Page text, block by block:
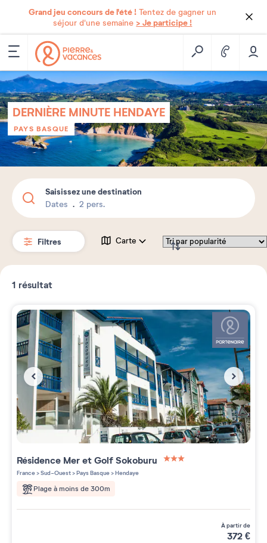
Grand jeu concours de l'été ! Tentez de gagner un
séjour d'une semaine > Je participe !
DERNIÈRE MINUTE HENDAYE
PAYS BASQUE
Saisissez une destination
Dates 2 pers.
Filtres Carte
1 résultat
Résidence Mer et Golf Sokoburu
France>Sud-Ouest>Pays Basque>Hendaye
Plage à moins de 300m
à partir de
372€